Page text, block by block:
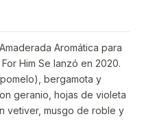
Aromática para
Him Se lanzó en 2020.
bergamota y
geranio, hojas de violeta
vetiver, musgo de roble y